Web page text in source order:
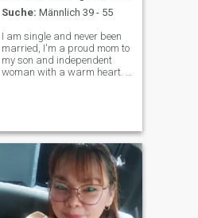
Suche: Männlich 39 - 55
I am single and never been
married, I'm a proud mom to
my son and independent
woman with a warm heart. I
with care and a positive mi